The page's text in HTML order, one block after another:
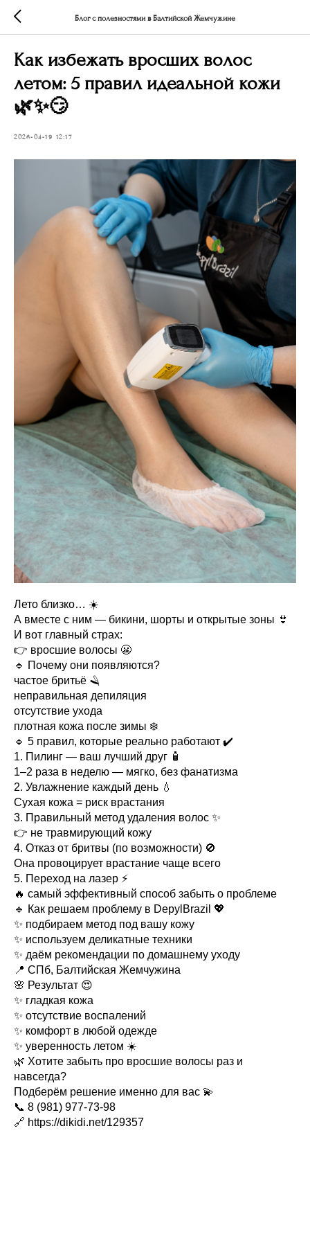
Блог с полезностями в Балтийской Жемчужине
Как избежать вросших волос
летом: 5 правил идеальной кожи
🌿✨😏
2026-04-19 12:17
Лето близко… ☀️
А вместе с ним — бикини, шорты и открытые зоны 👙
И вот главный страх:
👉 вросшие волосы 😬
🔹 Почему они появляются?
частое бритьё 🪒
неправильная депиляция
отсутствие ухода
плотная кожа после зимы ❄️
🔹 5 правил, которые реально работают ✔️
1. Пилинг — ваш лучший друг 🧴
1–2 раза в неделю — мягко, без фанатизма
2. Увлажнение каждый день 💧
Сухая кожа = риск врастания
3. Правильный метод удаления волос ✨
👉 не травмирующий кожу
4. Отказ от бритвы (по возможности) 🚫
Она провоцирует врастание чаще всего
5. Переход на лазер ⚡
🔥 самый эффективный способ забыть о проблеме
🔹 Как решаем проблему в DepylBrazil 💖
✨ подбираем метод под вашу кожу
✨ используем деликатные техники
✨ даём рекомендации по домашнему уходу
📍 СПб, Балтийская Жемчужина
🌸 Результат 😍
✨ гладкая кожа
✨ отсутствие воспалений
✨ комфорт в любой одежде
✨ уверенность летом ☀️
🌿 Хотите забыть про вросшие волосы раз и
навсегда?
Подберём решение именно для вас 💫
📞 8 (981) 977-73-98
🔗 https://dikidi.net/129357⁠